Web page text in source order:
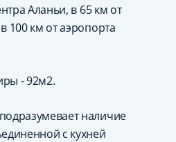
Аланьи, в 65 км от
100 км от аэропорта
- 92м2.
наличие
с кухней